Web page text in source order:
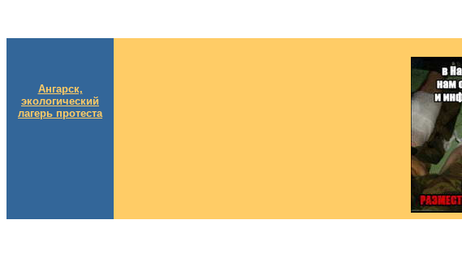
Ангарск,
экологический
лагерь протеста